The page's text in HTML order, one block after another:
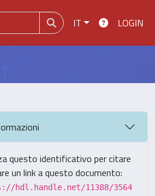
IT LOGIN
questo identificativo per citare
un link a questo documento:
hdl.handle.net/11388/3564